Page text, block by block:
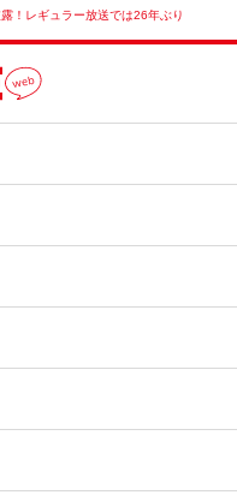
！レギュラー放送では26年ぶり